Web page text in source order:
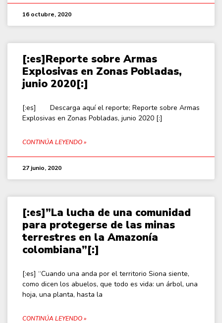
16 octubre, 2020
[:es]Reporte sobre Armas
Explosivas en Zonas Pobladas,
junio 2020[:]
[:es] Descarga aquí el reporte; Reporte sobre Armas
Explosivas en Zonas Pobladas, junio 2020 [:]
CONTINÚA LEYENDO »
27 junio, 2020
[:es]”La lucha de una comunidad
para protegerse de las minas
terrestres en la Amazonía
colombiana”[:]
[:es] “Cuando una anda por el territorio Siona siente,
como dicen los abuelos, que todo es vida: un árbol, una
hoja, una planta, hasta la
CONTINÚA LEYENDO »